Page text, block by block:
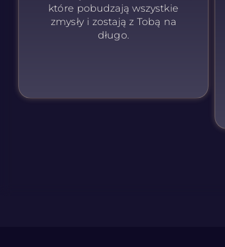
które pobudzają wszystkie
zmysły i zostają z Tobą na
długo.